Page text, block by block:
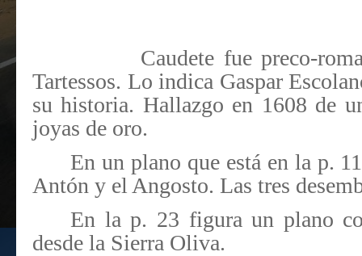
Caudete fue preco-
Tartessos. Lo indica Gaspar
su historia. Hallazgo en 1608 de
joyas de oro.
En un plano que está en la p.
Antón y el Angosto. Las tres
En la p. 23 figura un plano
desde la Sierra Oliva.